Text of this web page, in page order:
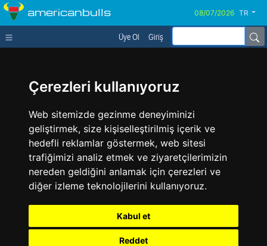
Çerezleri kullanıyoruz
Web sitemizde gezinme deneyiminizi
geliştirmek, size kişiselleştirilmiş içerik ve
hedefli reklamlar göstermek, web sitesi
trafiğimizi analiz etmek ve ziyaretçilerimizin
nereden geldiğini anlamak için çerezleri ve
diğer izleme teknolojilerini kullanıyoruz.
Kabul et
Reddet
americanbulls TR
Üye Ol Giriş